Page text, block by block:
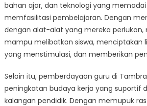
bahan ajar, dan teknologi yang
memfasilitasi pembelajaran. Dengan
dengan alat-alat yang mereka perlukan,
mampu melibatkan siswa, menciptakan
yang menstimulasi, dan memberikan
Selain itu, pemberdayaan guru di
peningkatan budaya kerja yang suportif
kalangan pendidik. Dengan memupuk